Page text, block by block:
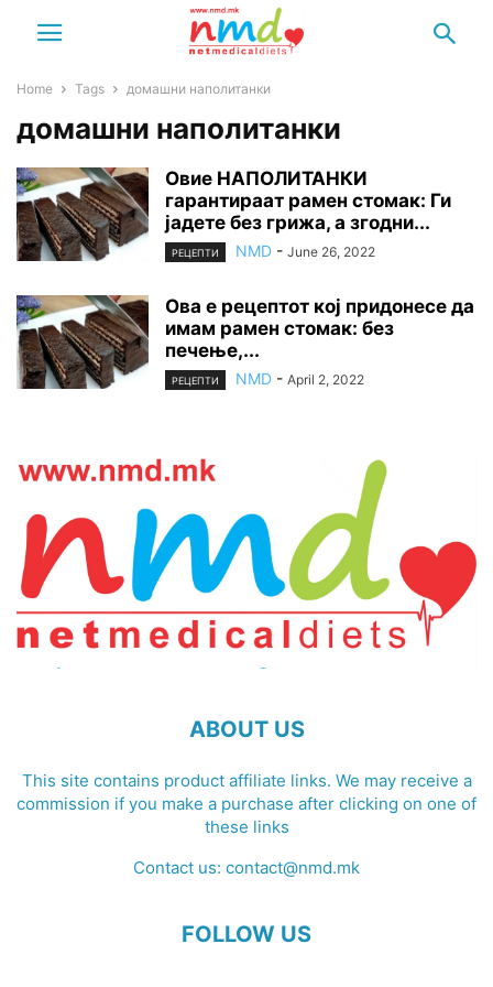
Home Tags домашни наполитанки
домашни наполитанки
Овие НАПОЛИТАНКИ
гарантираат рамен стомак: Ги
јадете без грижа, а згодни...
РЕЦЕПТИ NMD - June 26, 2022
Ова е рецептот кој придонесе да
имам рамен стомак: без
печење,...
РЕЦЕПТИ NMD - April 2, 2022
ABOUT US
This site contains product affiliate links. We may receive a
commission if you make a purchase after clicking on one of
these links
Contact us: contact@nmd.mk
FOLLOW US